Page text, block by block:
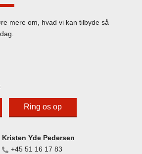
mere om, hvad vi kan tilbyde så
Ring os op
Kristen Yde Pedersen
+45 51 16 17 83